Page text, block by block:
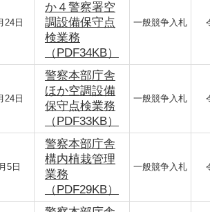
24日
か４警察署空
調設備保守点
検業務
（PDF34KB）
一般競争入札
24日
警察本部庁舎
ほか空調設備
保守点検業務
（PDF33KB）
一般競争入札
5日
警察本部庁舎
構内植栽管理
業務
（PDF29KB）
一般競争入札